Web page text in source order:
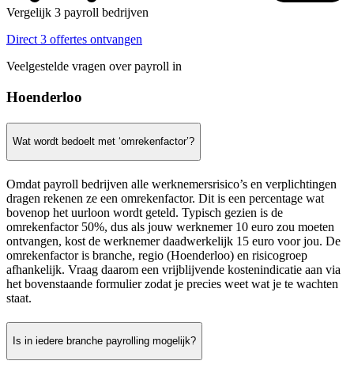
Vergelijk 3 payroll bedrijven
Direct 3 offertes ontvangen
Veelgestelde vragen over payroll in
Hoenderloo
Wat wordt bedoelt met ‘omrekenfactor’?
Omdat payroll bedrijven alle werknemersrisico’s en verplichtingen
dragen rekenen ze een omrekenfactor. Dit is een percentage wat
bovenop het uurloon wordt geteld. Typisch gezien is de
omrekenfactor 50%, dus als jouw werknemer 10 euro zou moeten
ontvangen, kost de werknemer daadwerkelijk 15 euro voor jou. De
omrekenfactor is branche, regio (Hoenderloo) en risicogroep
afhankelijk. Vraag daarom een vrijblijvende kostenindicatie aan via
het bovenstaande formulier zodat je precies weet wat je te wachten
staat.
Is in iedere branche payrolling mogelijk?